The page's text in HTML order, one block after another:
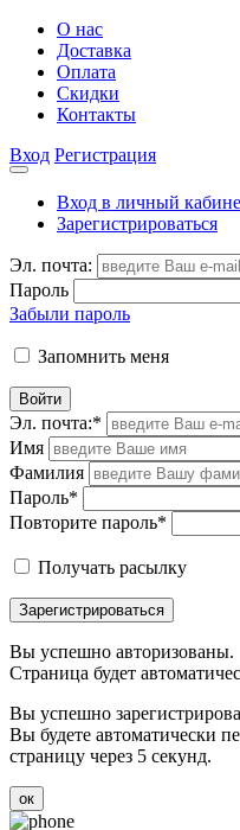
О нас
Доставка
Оплата
Скидки
Контакты
Вход Регистрация
Вход в личный
Зарегистрироваться
Эл. почта:
Пароль
Забыли пароль
Запомнить меня
Войти
Эл. почта:*
Имя
Фамилия
Пароль*
Повторите пароль*
Получать расылку
Зарегистрироваться
Вы успешно авторизованы.
Страница будет
Вы успешно
Вы будете автоматически
страницу через 5 секунд.
ок